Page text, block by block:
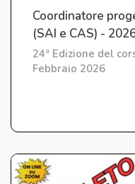
Coordinatore
(SAI e CAS) -
24ª Edizione del
Febbraio 2026